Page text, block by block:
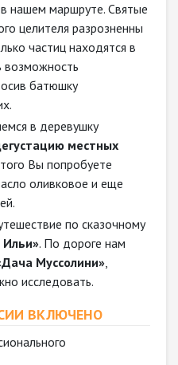
нашем маршруте. Святые
целителя разрозненны
частиц находятся в
возможность
батюшку
в деревушку
местных
Вы попробуете
оливковое и еще
по сказочному
Ильи». По дороге нам
Муссолини»,
исследовать.
ВКЛЮЧЕНО